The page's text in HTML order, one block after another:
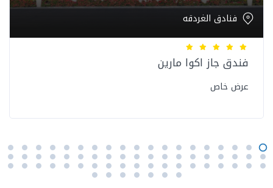
فنادق الغردقه
فندق جاز اكوا مارين
عرض خاص